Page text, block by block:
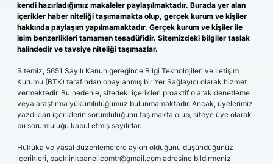
kendi hazırladığımız makaleler paylaşılmaktadır. Burada yer alan
içerikler haber niteliği taşımamakta olup, gerçek kurum ve kişiler
hakkında paylaşım yapılmamaktadır. Gerçek kurum ve kişiler ile
isim benzerlikleri tamamen tesadüfidir. Sitemizdeki bilgiler taslak
halindedir ve tavsiye niteliği taşımazlar.
Sitemiz, 5651 Sayılı Kanun gereğince Bilgi Teknolojileri ve İletişim
Kurumu (BTK) tarafından onaylanmış bir Yer Sağlayıcı olarak hizmet
vermektedir. Bu nedenle, sitedeki içerikleri proaktif olarak denetleme
veya araştırma yükümlülüğümüz bulunmamaktadır. Ancak, üyelerimiz
yazdıkları içeriklerin sorumluluğunu taşımakta olup, siteye üye olarak
bu sorumluluğu kabul etmiş sayılırlar.
Hukuka ve yasal düzenlemelere aykırı olduğunu düşündüğünüz
içerikleri, backlinkpanelicomtr@gmail.com adresine bildirmeniz